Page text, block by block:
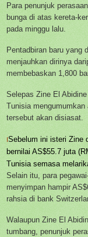
Para penunjuk
bunga di atas kereta-
pada minggu lalu.
Pentadbiran baru yang
menjauhkan dirinya
membebaskan 1,800
Selepas Zine El
Tunisia
tersebut akan disiasat.
Sebelum ini isteri Zine
bernilai AS$55.7 juta
Tunisia semasa
Selain itu, para
menyimpan hampir
rahsia di bank
Walaupun Zine El
tumbang, penunjuk